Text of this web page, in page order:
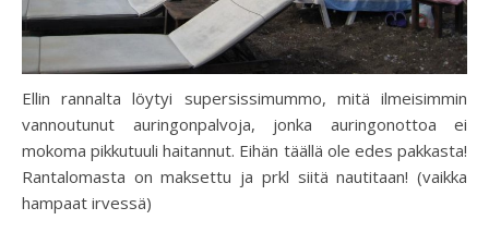
Ellin rannalta löytyi supersissimummo, mitä ilmeisimmin
vannoutunut auringonpalvoja, jonka auringonottoa ei
mokoma pikkutuuli haitannut. Eihän täällä ole edes pakkasta!
Rantalomasta on maksettu ja prkl siitä nautitaan! (vaikka
hampaat irvessä)